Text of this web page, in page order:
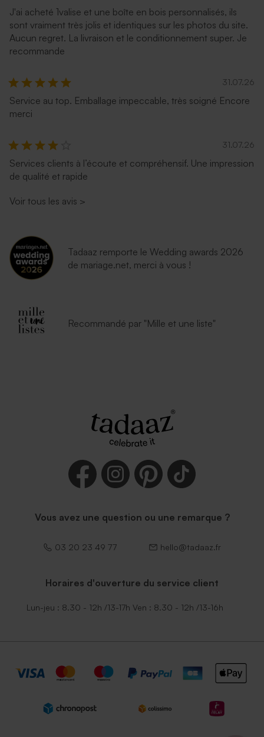
J'ai acheté 1valise et une boîte en bois personnalisés, ils
sont vraiment très jolis et identiques sur les photos du site.
Aucun regret. La livraison et le conditionnement super. Je
recommande
31.07.26
Service au top. Emballage impeccable, très soigné Encore
merci
31.07.26
Services clients à l’écoute et compréhensif. Une impression
de qualité et rapide
Voir tous les avis >
Tadaaz remporte le Wedding awards 2026
de mariage.net, merci à vous !
Recommandé par "Mille et une liste"
Vous avez une question ou une remarque ?
03 20 23 49 77 hello@tadaaz.fr
Horaires d'ouverture du service client
Lun-jeu : 8.30 - 12h /13-17h Ven : 8.30 - 12h /13-16h